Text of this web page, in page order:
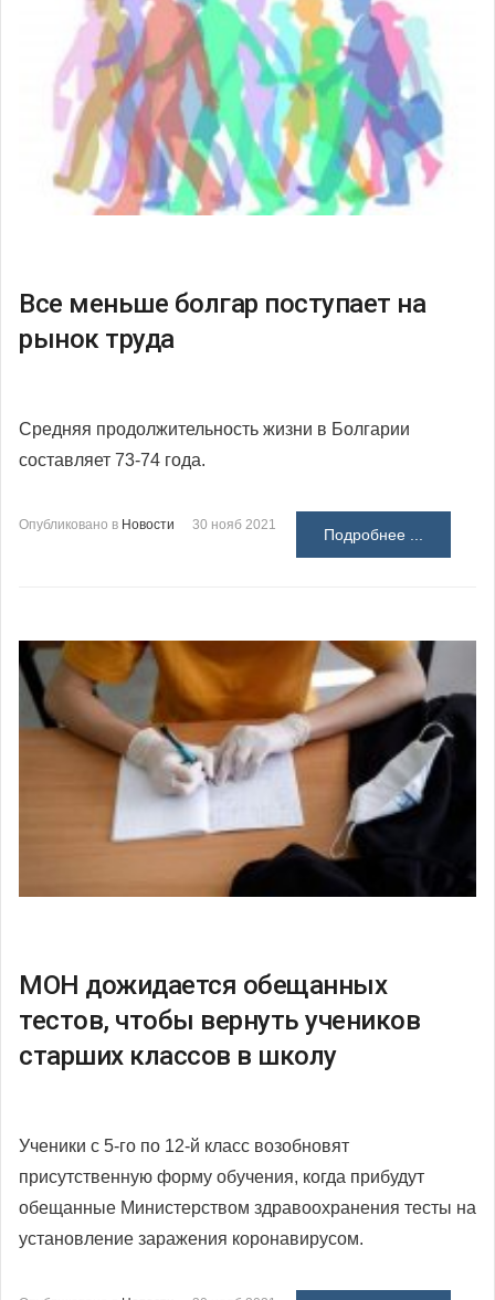
Все меньше болгар поступает на
рынок труда
Средняя продолжительность жизни в Болгарии
составляет 73-74 года.
Опубликовано в Новости 30 нояб 2021
Подробнее ...
МОН дожидается обещанных
тестов, чтобы вернуть учеников
старших классов в школу
Ученики с 5-го по 12-й класс возобновят
присутственную форму обучения, когда прибудут
обещанные Министерством здравоохранения тесты на
установление заражения коронавирусом.